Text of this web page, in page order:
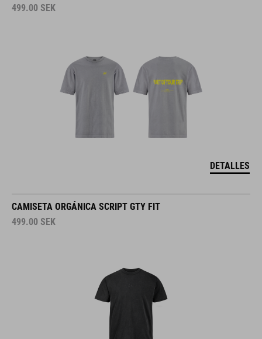
499.00 SEK
DETALLES
CAMISETA ORGÁNICA SCRIPT GTY FIT
499.00 SEK